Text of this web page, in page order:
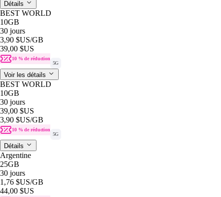
Détails
BEST WORLD
10GB
30 jours
3,90 $US/GB
39,00 $US
10 % de réduction
5G
Voir les détails
BEST WORLD
10GB
30 jours
39,00 $US
3,90 $US/GB
10 % de réduction
5G
Détails
Argentine
25GB
30 jours
1,76 $US/GB
44,00 $US